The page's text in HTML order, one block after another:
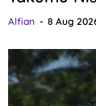
Alfian 8 Aug